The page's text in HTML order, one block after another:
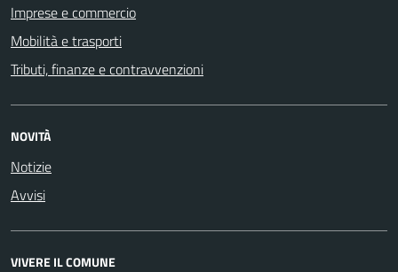
Imprese e commercio
Mobilità e trasporti
Tributi, finanze e contravvenzioni
NOVITÀ
Notizie
Avvisi
VIVERE IL COMUNE